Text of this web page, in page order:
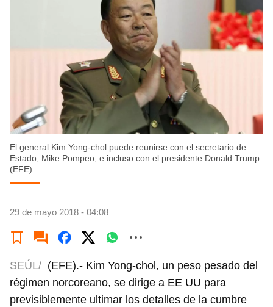
El general Kim Yong-chol puede reunirse con el secretario de
Estado, Mike Pompeo, e incluso con el presidente Donald Trump.
(EFE)
29 de mayo 2018 - 04:08
SEÚL/ (EFE).- Kim Yong-chol, un peso pesado del
régimen norcoreano, se dirige a EE UU para
previsiblemente ultimar los detalles de la cumbre